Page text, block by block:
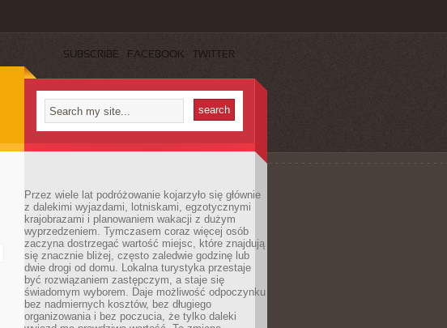
SUBSCRIBE FACEBOOK TWITTER
Przez wiele lat podróżowanie kojarzyło się głównie
z dalekimi wyjazdami, lotniskami, egzotycznymi
krajobrazami i planowaniem wakacji z dużym
wyprzedzeniem. Tymczasem coraz więcej osób
zaczyna dostrzegać wartość miejsc, które znajdują
się znacznie bliżej, często zaledwie godzinę lub
dwie drogi od domu. Lokalna turystyka przestaje
być rozwiązaniem zastępczym, a staje się
świadomym wyborem. Daje możliwość odpoczynku
bez nadmiernych kosztów, bez długiego
organizowania i bez poczucia, że tylko daleki